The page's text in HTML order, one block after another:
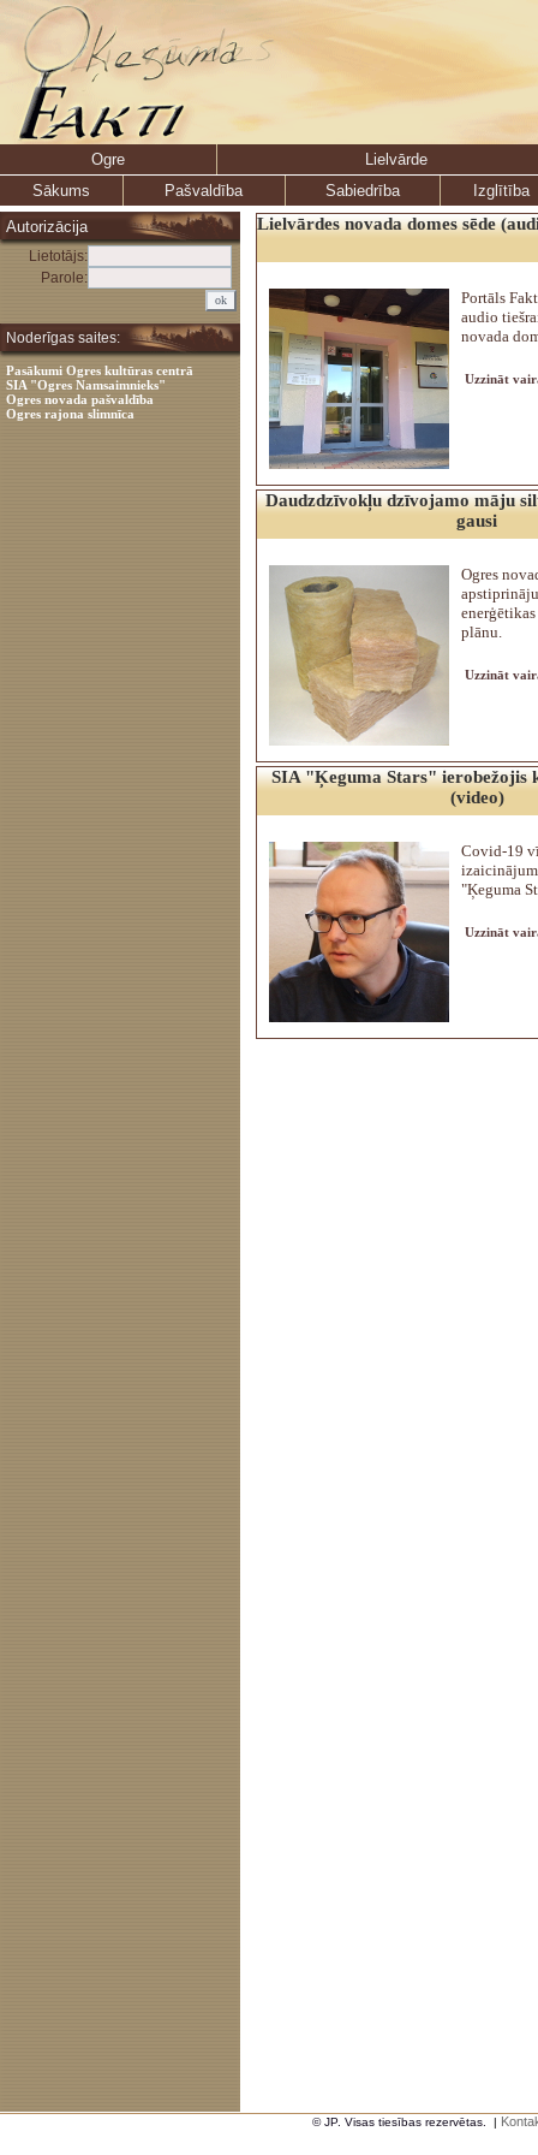
Ogre
Lielvārde
Sākums
Pašvaldība Sabiedrība
Izglītība
Autorizācija
Lietotājs:
Parole:
Noderīgas saites:
Pasākumi Ogres kultūras centrā
SIA "Ogres Namsaimnieks"
Ogres novada pašvaldība
Ogres rajona slimnīca
Lielvārdes novada domes sēde
Portāls
audio
novada
Uzzināt
Daudzdzīvokļu dzīvojamo māju
gausi
Ogres
plānu.
Uzzināt
SIA "Ķeguma Stars" ierobežojis
(video)
Covid-19
"Ķeguma
Uzzināt
© JP. Visas tiesības rezervētas. |